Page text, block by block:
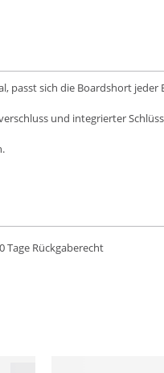
passt sich die Boardshort jeder
und integrierter
Tage Rückgaberecht